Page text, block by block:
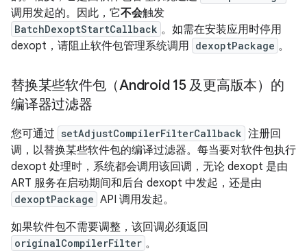
调用发起的。因此，它不会触发
BatchDexoptStartCallback 。如需在安装应用时停用
dexopt，请阻止软件包管理系统调用 dexoptPackage 。
替换某些软件包（Android 15 及更高版本）的
编译器过滤器
您可通过 setAdjustCompilerFilterCallback 注册回
调，以替换某些软件包的编译过滤器。每当要对软件包执行
dexopt 处理时，系统都会调用该回调，无论 dexopt 是由
ART 服务在启动期间和后台 dexopt 中发起，还是由
dexoptPackage API 调用发起。
如果软件包不需要调整，该回调必须返回
originalCompilerFilter 。